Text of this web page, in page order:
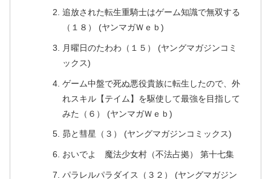
追放された転生重騎士はゲーム知識で無双する
（１８） (ヤンマガＷｅｂ)
月曜日のたわわ（１５） (ヤングマガジンコミ
ックス)
ゲーム中盤で死ぬ悪役貴族に転生したので、外
れスキル【テイム】を駆使して最強を目指して
みた（６） (ヤンマガＷｅｂ)
昴と彗星（３） (ヤングマガジンコミックス)
おいでよ 魔法少女村（不法占拠） 第十七集
パラレルパラダイス（３２） (ヤングマガジン